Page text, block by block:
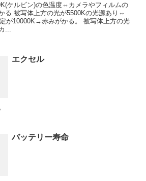
ケルビン)の色温度⇔カメラやフィルムの
る 被写体上方の光が5500Kの光源あり⇔
が10000K→赤みがかる。 被写体上方の光
...
エクセル
バッテリー寿命